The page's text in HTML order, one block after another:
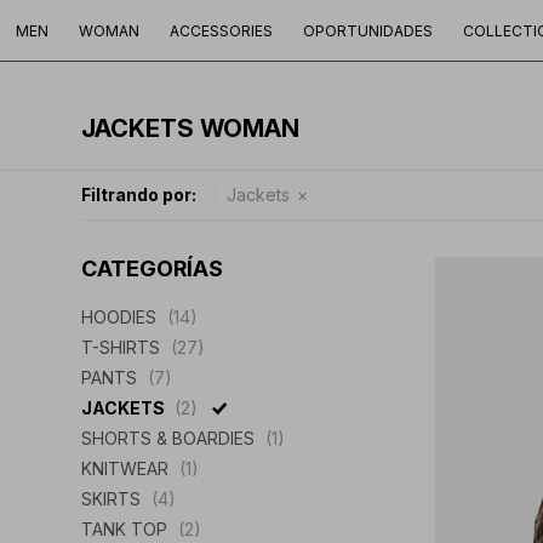
MEN WOMAN ACCESSORIES OPORTUNIDADES
JACKETS WOMAN
Filtrando por: Jackets
CATEGORÍAS
HOODIES
(14)
T-SHIRTS
(27)
PANTS
(7)
JACKETS
(2)
SHORTS & BOARDIES
(1)
KNITWEAR
(1)
SKIRTS
(4)
TANK TOP
(2)